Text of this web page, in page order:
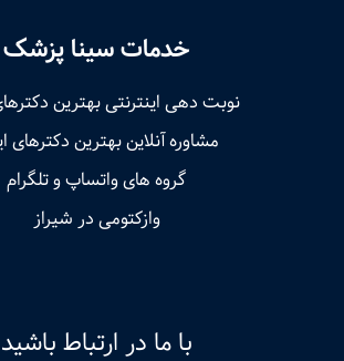
خدمات سینا پزشک
نوبت‌ دهی اینترنتی بهترین
مشاوره آنلاین بهترین دکترهای
گروه های واتساپ و تلگرام
وازکتومی در شیراز
با ما در ارتباط باشید